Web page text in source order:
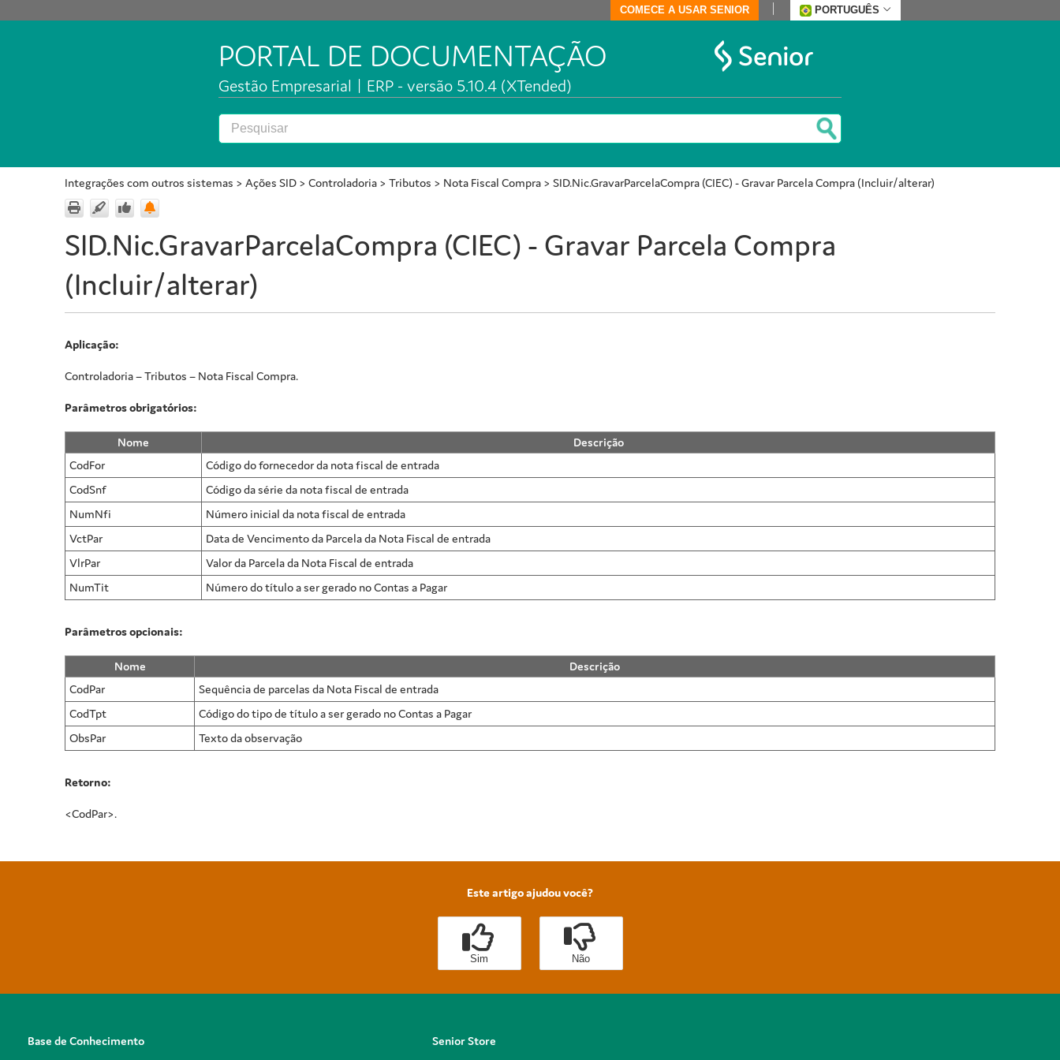
COMECE A USAR SENIOR PORTUGUÊS
PORTAL DE DOCUMENTAÇÃO
Gestão Empresarial | ERP - versão 5.10.4 (XTended)
Integrações com outros sistemas > Ações SID > Controladoria > Tributos > Nota Fiscal Compra > SID.Nic.GravarParcelaCompra (CIEC) - Gravar Parcela Compra (Incluir/alterar)
SID.Nic.GravarParcelaCompra (CIEC) - Gravar Parcela Compra
(Incluir/alterar)
Aplicação:
Controladoria – Tributos – Nota Fiscal Compra.
Parâmetros obrigatórios:
Nome
Descrição
CodFor
Código do fornecedor da nota fiscal de entrada
CodSnf
Código da série da nota fiscal de entrada
NumNfi
Número inicial da nota fiscal de entrada
VctPar
Data de Vencimento da Parcela da Nota Fiscal de entrada
VlrPar
Valor da Parcela da Nota Fiscal de entrada
NumTit
Número do título a ser gerado no Contas a Pagar
Parâmetros opcionais:
Nome
Descrição
CodPar
Sequência de parcelas da Nota Fiscal de entrada
CodTpt
Código do tipo de título a ser gerado no Contas a Pagar
ObsPar
Texto da observação
Retorno:
<CodPar>.
Este artigo ajudou você?
Sim Não
Base de Conhecimento Senior Store